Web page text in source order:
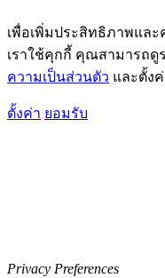
เพื่อเพิ่มประสิทธิภาพและ
เราใช้คุกกี้ คุณสามารถดู
ความเป็นส่วนตัว และตั้ง
ตั้งค่า ยอมรับ
Privacy Preferences